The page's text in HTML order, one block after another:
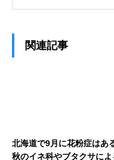
関連記事
北海道で9月に花粉症はあ
秋のイネ科やブタクサによ